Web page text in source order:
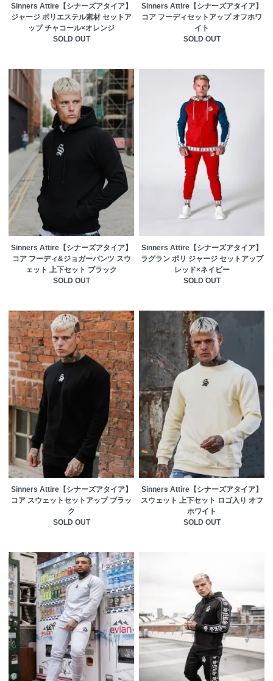
Sinners Attire【シナーズアタイア】
ジャージ ポリエステル素材 セットア
ップ チャコール×オレンジ
SOLD OUT
Sinners Attire【シナーズアタイア】
コア フーディセットアップ オフホワ
イト
SOLD OUT
Sinners Attire【シナーズアタイア】
コア フーディ&ジョガーパンツ スウ
ェット 上下セット ブラック
SOLD OUT
Sinners Attire【シナーズアタイア】
ラグラン ポリ ジャージ セットアップ
レッド×ネイビー
SOLD OUT
Sinners Attire【シナーズアタイア】
コア スウェットセットアップ ブラッ
ク
SOLD OUT
Sinners Attire【シナーズアタイア】
スウェット 上下セット ロゴ入り オフ
ホワイト
SOLD OUT